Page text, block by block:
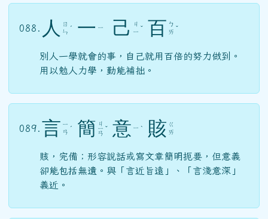
088. 人
ㄖ
ㄣ ˊ 一 ㄧ 己
ㄐ
ㄧ ˇ 百 ㄅ
ㄞ ˇ
別人一學就會的事，自己就用百倍的努力做到。
用以勉人力學，勤能補拙。
089. 言 ㄧ
ㄢ ˊ 簡 ㄐ
ㄧ
ㄢ
ˇ 意 ㄧ ˋ 賅 ㄍ
ㄞ
賅，完備；形容說話或寫文章簡明扼要，但意義
卻能包括無遺。與「言近旨遠」、「言淺意深」
義近。